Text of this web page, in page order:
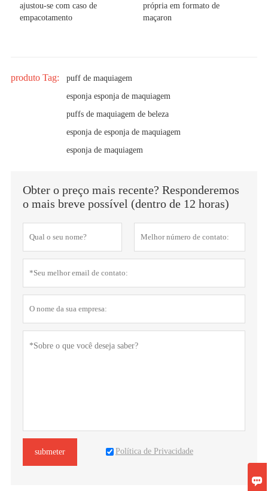
ajustou-se com caso de
empacotamento
própria em formato de
maçaron
produto Tag:
puff de maquiagem
esponja esponja de maquiagem
puffs de maquiagem de beleza
esponja de esponja de maquiagem
esponja de maquiagem
Obter o preço mais recente? Responderemos
o mais breve possível (dentro de 12 horas)
submeter Política de Privacidade
